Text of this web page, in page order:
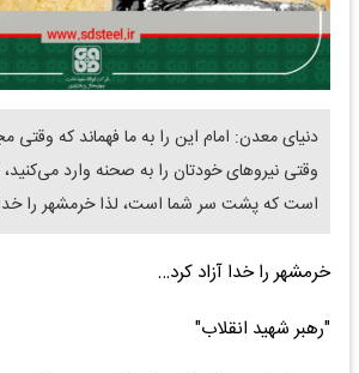
دنیای معدن: امام این را به ما فهماند که وقتی
وقتی نیروهای خودتان را به صحنه وارد
است که پشت سر شما است، لذا خرمشهر را خدا
خرمشهر را خدا آزاد کرد…
"رهبر شهید انقلاب"